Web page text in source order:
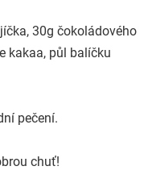
30g čokoládového
kakaa, půl balíčku
pečení.
chuť!